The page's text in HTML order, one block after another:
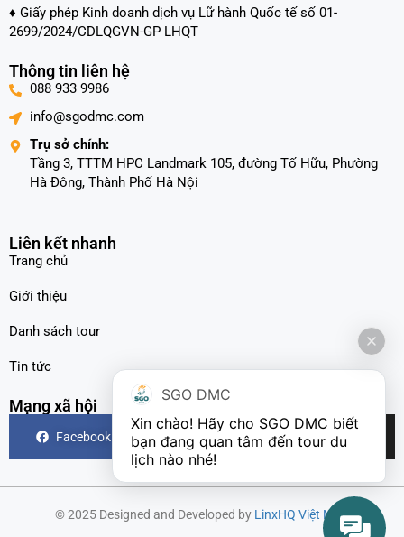
♦ Giấy phép Kinh doanh dịch vụ Lữ hành Quốc tế số 01-
2699/2024/CDLQGVN-GP LHQT
Thông tin liên hệ
088 933 9986
info@sgodmc.com
Trụ sở chính:
Tầng 3, TTTM HPC Landmark 105, đường Tố Hữu, Phường
Hà Đông, Thành Phố Hà Nội
Liên kết nhanh
Trang chủ
Giới thiệu
Danh sách tour
Tin tức
Mạng xã hội
Facebook Instagram TikTok
© 2025 Designed and Developed by LinxHQ Việt Nam
SGO DMC
Xin chào! Hãy cho SGO DMC biết
bạn đang quan tâm đến tour du
lịch nào nhé!